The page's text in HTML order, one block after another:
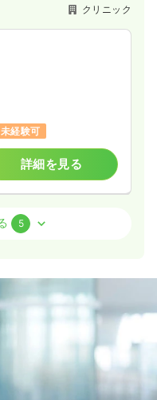
クリニック
経験可
詳細を見る
詳細を見る
5